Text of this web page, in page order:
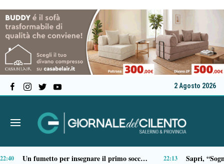
2 Agosto 2026
Certosa Village 2026, Vincenzo Salemme a Padula celebra 50 anni di carriera con “Lo spettacolo della mia vita… e fuori nevica” 19:19 Scario, Sorrentino: «Barche troppo vicine alla costa della Molara, più controlli» 19:18